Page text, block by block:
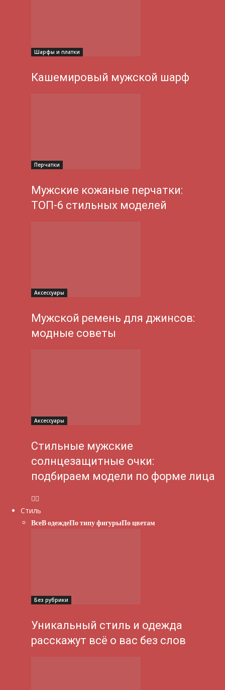
Шарфы и платки
Кашемировый мужской шарф
Перчатки
Мужские кожаные перчатки:
ТОП-6 стильных моделей
Аксессуары
Мужской ремень для джинсов:
модные советы
Аксессуары
Стильные мужские
солнцезащитные очки:
подбираем модели по форме лица
Стиль
ВсеВ одеждеПо типу фигурыПо цветам
Без рубрики
Уникальный стиль и одежда
расскажут всё о вас без слов